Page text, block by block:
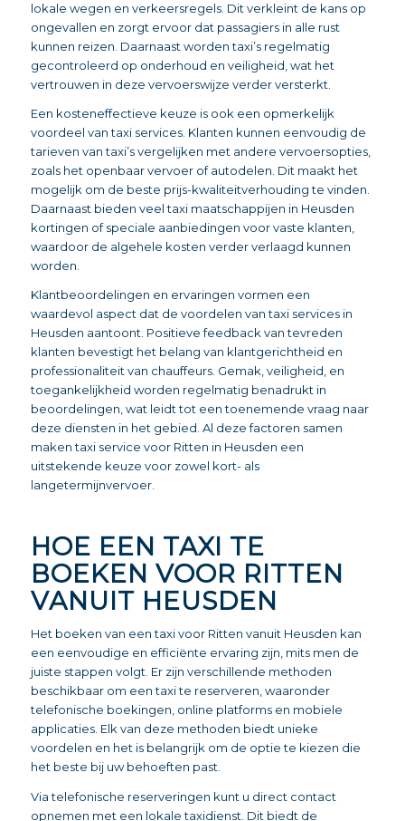
lokale wegen en verkeersregels. Dit verkleint de kans op
ongevallen en zorgt ervoor dat passagiers in alle rust
kunnen reizen. Daarnaast worden taxi’s regelmatig
gecontroleerd op onderhoud en veiligheid, wat het
vertrouwen in deze vervoerswijze verder versterkt.
Een kosteneffectieve keuze is ook een opmerkelijk
voordeel van taxi services. Klanten kunnen eenvoudig de
tarieven van taxi’s vergelijken met andere vervoersopties,
zoals het openbaar vervoer of autodelen. Dit maakt het
mogelijk om de beste prijs-kwaliteitverhouding te vinden.
Daarnaast bieden veel taxi maatschappijen in Heusden
kortingen of speciale aanbiedingen voor vaste klanten,
waardoor de algehele kosten verder verlaagd kunnen
worden.
Klantbeoordelingen en ervaringen vormen een
waardevol aspect dat de voordelen van taxi services in
Heusden aantoont. Positieve feedback van tevreden
klanten bevestigt het belang van klantgerichtheid en
professionaliteit van chauffeurs. Gemak, veiligheid, en
toegankelijkheid worden regelmatig benadrukt in
beoordelingen, wat leidt tot een toenemende vraag naar
deze diensten in het gebied. Al deze factoren samen
maken taxi service voor Ritten in Heusden een
uitstekende keuze voor zowel kort- als
langetermijnvervoer.
HOE EEN TAXI TE
BOEKEN VOOR RITTEN
VANUIT HEUSDEN
Het boeken van een taxi voor Ritten vanuit Heusden kan
een eenvoudige en efficiënte ervaring zijn, mits men de
juiste stappen volgt. Er zijn verschillende methoden
beschikbaar om een taxi te reserveren, waaronder
telefonische boekingen, online platforms en mobiele
applicaties. Elk van deze methoden biedt unieke
voordelen en het is belangrijk om de optie te kiezen die
het beste bij uw behoeften past.
Via telefonische reserveringen kunt u direct contact
opnemen met een lokale taxidienst. Dit biedt de